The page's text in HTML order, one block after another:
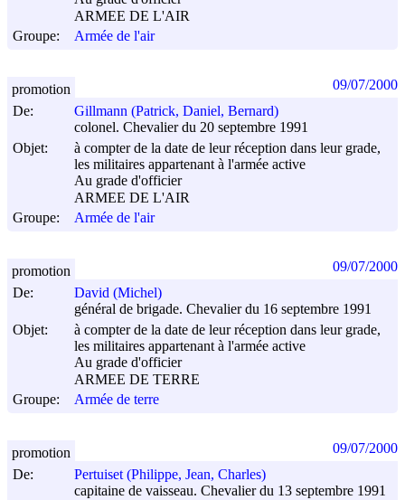
ARMEE DE L'AIR
Groupe:
Armée de l'air
De:
Gillmann (Patrick, Daniel, Bernard)
colonel. Chevalier du 20 septembre 1991
Objet:
à compter de la date de leur réception dans leur grade,
les militaires appartenant à l'armée active
Au grade d'officier
ARMEE DE L'AIR
Groupe:
Armée de l'air
promotion 09/07/2000
De:
David (Michel)
général de brigade. Chevalier du 16 septembre 1991
Objet:
à compter de la date de leur réception dans leur grade,
les militaires appartenant à l'armée active
Au grade d'officier
ARMEE DE TERRE
Groupe:
Armée de terre
promotion 09/07/2000
De:
Pertuiset (Philippe, Jean, Charles)
capitaine de vaisseau. Chevalier du 13 septembre 1991
promotion 09/07/2000